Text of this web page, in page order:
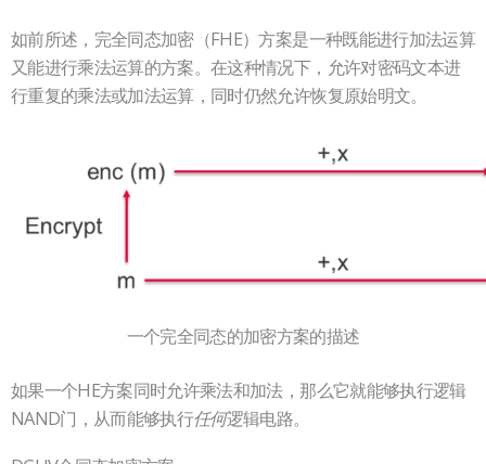
如前所述，完全同态加密（FHE）方案是一种既能进行加法运算
又能进行乘法运算的方案。在这种情况下，允许对密码文本进
行重复的乘法或加法运算，同时仍然允许恢复原始明文。
一个完全同态的加密方案的描述
如果一个HE方案同时允许乘法和加法，那么它就能够执行逻辑
NAND门，从而能够执行任何逻辑电路。